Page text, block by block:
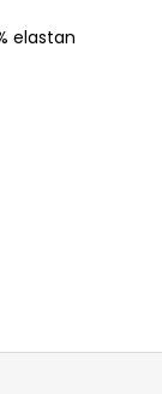
elastan